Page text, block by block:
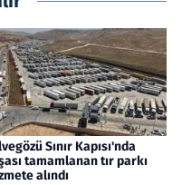
Sınır Kapısı'nda
tamamlanan tır parkı
alındı